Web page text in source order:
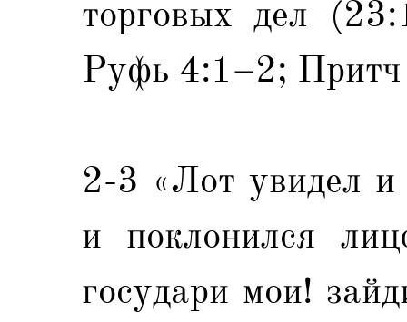
торговых дел
Руфь 4:1–2;
2-3 «Лот увидел и
и поклонился
государи мои!